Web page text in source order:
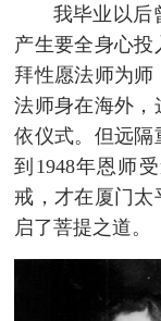
我毕业以后
产生要全身心
拜性愿法师为
法师身在海外，
依仪式。但远隔
到1948年恩师
戒，才在厦门太
启了菩提之道。